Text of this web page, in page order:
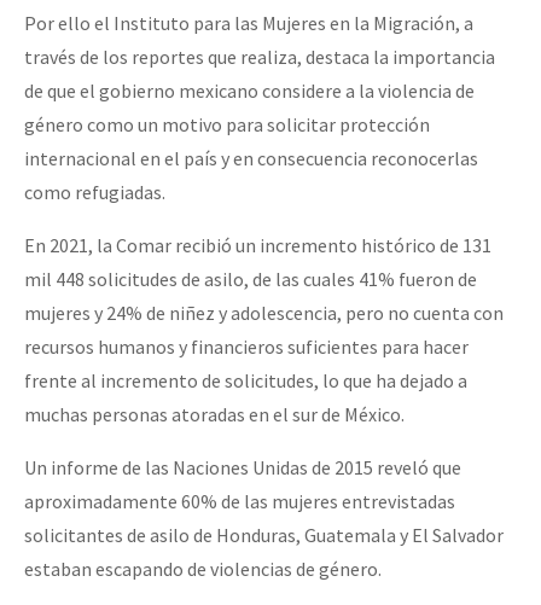
Por ello el Instituto para las Mujeres en la Migración, a
través de los reportes que realiza, destaca la importancia
de que el gobierno mexicano considere a la violencia de
género como un motivo para solicitar protección
internacional en el país y en consecuencia reconocerlas
como refugiadas.
En 2021, la Comar recibió un incremento histórico de 131
mil 448 solicitudes de asilo, de las cuales 41% fueron de
mujeres y 24% de niñez y adolescencia, pero no cuenta con
recursos humanos y financieros suficientes para hacer
frente al incremento de solicitudes, lo que ha dejado a
muchas personas atoradas en el sur de México.
Un informe de las Naciones Unidas de 2015 reveló que
aproximadamente 60% de las mujeres entrevistadas
solicitantes de asilo de Honduras, Guatemala y El Salvador
estaban escapando de violencias de género.